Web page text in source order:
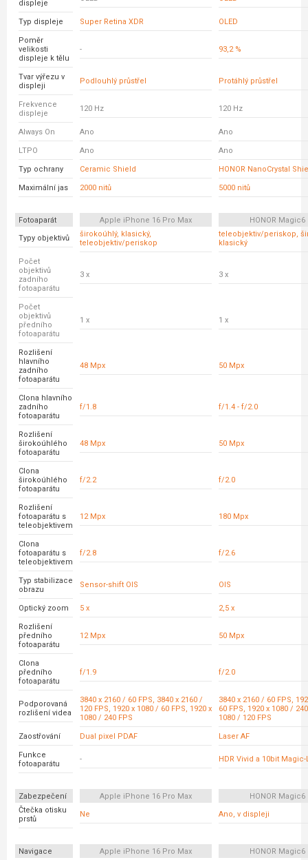
displeje
Typ displeje Super Retina XDR OLED
Poměr
velikosti
displeje k tělu
- 93,2 %
Tvar výřezu v
displeji
Podlouhlý průstřel Protáhlý průstřel
Frekvence
displeje
120 Hz 120 Hz
Always On Ano Ano
LTPO Ano Ano
Typ ochrany Ceramic Shield HONOR NanoCrystal
Maximální jas 2000 nitů 5000 nitů
Fotoaparát Apple iPhone 16 Pro Max
HONOR Magic6
Typy objektivů
širokoúhlý, klasický,
teleobjektiv/periskop
teleobjektiv/periskop,
klasický
Počet
objektivů
zadního
fotoaparátu
3 x 3 x
Počet
objektivů
předního
fotoaparátu
1 x 1 x
Rozlišení
hlavního
zadního
fotoaparátu
48 Mpx 50 Mpx
Clona hlavního
zadního
fotoaparátu
f/1.8 f/1.4 - f/2.0
Rozlišení
širokoúhlého
fotoaparátu
48 Mpx 50 Mpx
Clona
širokoúhlého
fotoaparátu
f/2.2 f/2.0
Rozlišení
fotoaparátu s
teleobjektivem
12 Mpx 180 Mpx
Clona
fotoaparátu s
teleobjektivem
f/2.8 f/2.6
Typ stabilizace
obrazu
Sensor-shift OIS OIS
Optický zoom 5 x 2,5 x
Rozlišení
předního
fotoaparátu
12 Mpx 50 Mpx
Clona
předního
fotoaparátu
f/1.9 f/2.0
Podporovaná
rozlišení videa
3840 x 2160 / 60 FPS, 3840 x 2160 /
120 FPS, 1920 x 1080 / 60 FPS, 1920 x
1080 / 240 FPS
3840 x 2160 / 60 FPS,
60 FPS, 1920 x 1080 /
1080 / 120 FPS
Zaostřování Dual pixel PDAF Laser AF
Funkce
fotoaparátu
- HDR Vivid a 10bit
Zabezpečení Apple iPhone 16 Pro Max
HONOR Magic6
Čtečka otisku
prstů
Ne Ano, v displeji
Navigace Apple iPhone 16 Pro Max HONOR Magic6